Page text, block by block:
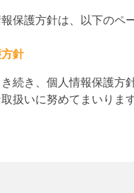
保護方針は、以下のペ
針
続き、個人情報保護方
扱いに努めてまいります